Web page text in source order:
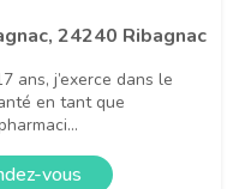
24240 Ribagnac
ans, j’exerce dans le
en tant que
vous